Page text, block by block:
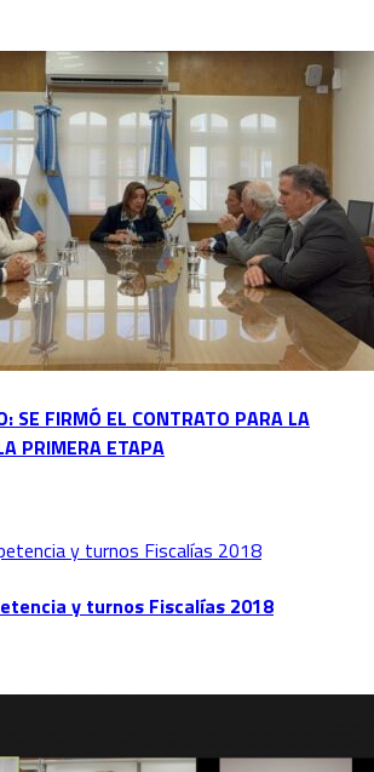
SE FIRMÓ EL CONTRATO PARA LA
PRIMERA ETAPA
y turnos Fiscalías 2018